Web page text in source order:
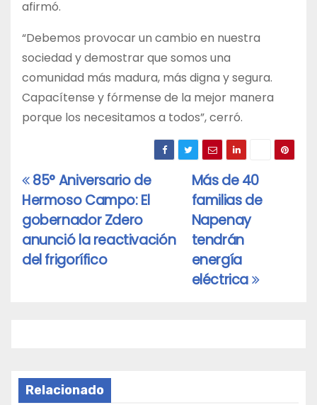
afirmó.
“Debemos provocar un cambio en nuestra
sociedad y demostrar que somos una
comunidad más madura, más digna y segura.
Capacítense y fórmense de la mejor manera
porque los necesitamos a todos”, cerró.
Navegación
de
entradas
Más de 40
familias de
Napenay
tendrán
energía
eléctrica
85° Aniversario de
Hermoso Campo: El
gobernador Zdero
anunció la reactivación
del frigorífico
Relacionado